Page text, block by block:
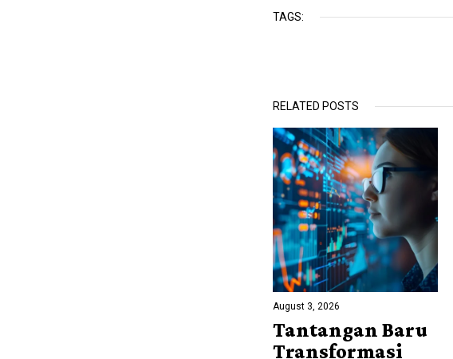
TAGS:
RELATED POSTS
August 3, 2026
Tantangan Baru
Transformasi